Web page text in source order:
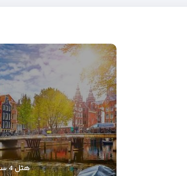
هتل 4 ستاره آمستردام